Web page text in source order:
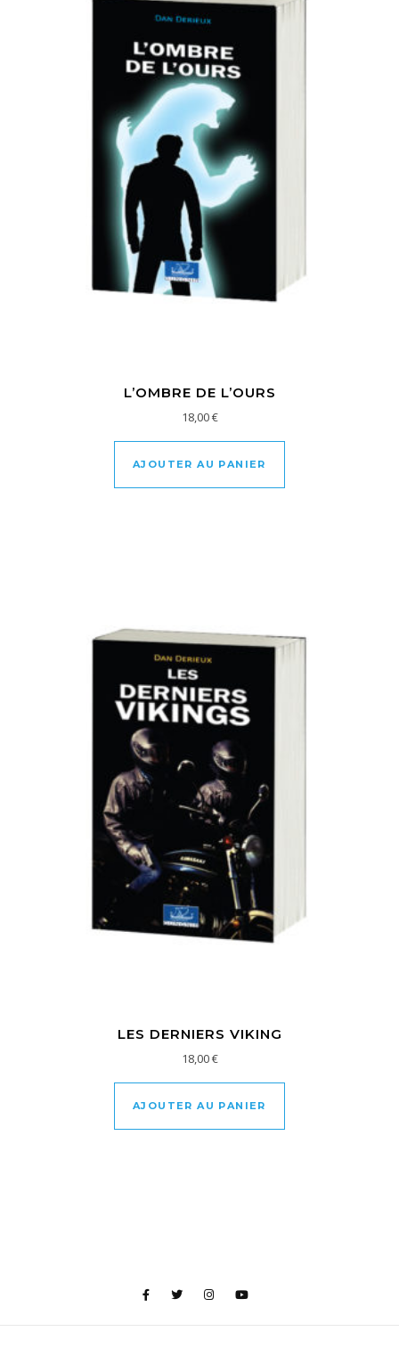
L’OMBRE DE L’OURS
18,00€
AJOUTER AU PANIER
LES DERNIERS VIKING
18,00€
AJOUTER AU PANIER